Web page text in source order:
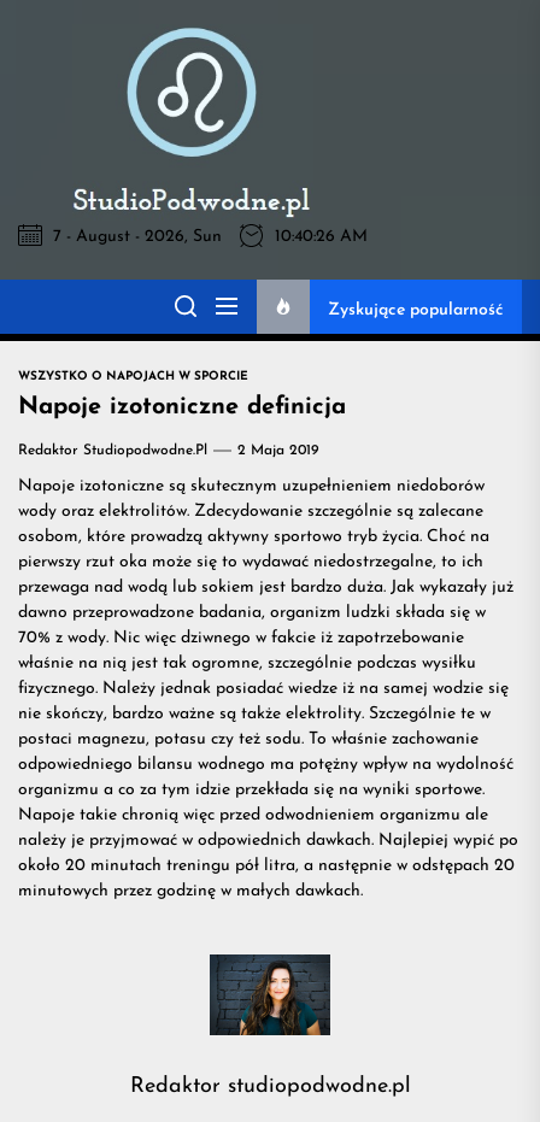
wszystko
temat
napojów
na
treningu
Pod Wodne -
wszystko na temat
napojów przydatnych
na treningu
7 - August - 2026, Sun 10:40:27 AM
Zyskujące popularność
WSZYSTKO O NAPOJACH W SPORCIE
Napoje izotoniczne definicja
Redaktor Studiopodwodne.pl 2 Maja 2019
Napoje izotoniczne są skutecznym uzupełnieniem niedoborów
wody oraz elektrolitów. Zdecydowanie szczególnie są zalecane
osobom, które prowadzą aktywny sportowo tryb życia. Choć na
pierwszy rzut oka może się to wydawać niedostrzegalne, to ich
przewaga nad wodą lub sokiem jest bardzo duża. Jak wykazały już
dawno przeprowadzone badania, organizm ludzki składa się w
70% z wody. Nic więc dziwnego w fakcie iż zapotrzebowanie
właśnie na nią jest tak ogromne, szczególnie podczas wysiłku
fizycznego. Należy jednak posiadać wiedze iż na samej wodzie się
nie skończy, bardzo ważne są także elektrolity. Szczególnie te w
postaci magnezu, potasu czy też sodu. To właśnie zachowanie
odpowiedniego bilansu wodnego ma potężny wpływ na wydolność
organizmu a co za tym idzie przekłada się na wyniki sportowe.
Napoje takie chronią więc przed odwodnieniem organizmu ale
należy je przyjmować w odpowiednich dawkach. Najlepiej wypić po
około 20 minutach treningu pół litra, a następnie w odstępach 20
minutowych przez godzinę w małych dawkach.
Redaktor studiopodwodne.pl